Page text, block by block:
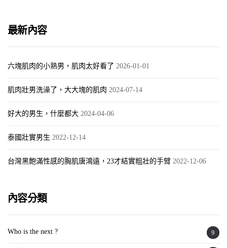
最新內容
六塊肌肉的小熟男，肌肉太好看了 2026-01-01
肌肉壯男洗澡了，大大塊的肌肉 2024-07-14
好大的男生，什麼都大 2024-04-06
泰國壯實男生 2022-12-14
台灣黑飽滿性感的胸肌唐鴻遠，23才結實粗壯的手臂 2022-12-06
內容分類
Who is the next ? 9